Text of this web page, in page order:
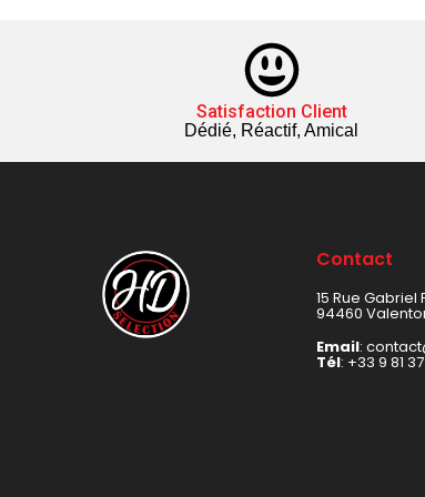
Satisfaction Client
Dédié, Réactif, Amical
Contact
15 Rue Gabriel
94460
Email:
Tél: +33 9 81 37